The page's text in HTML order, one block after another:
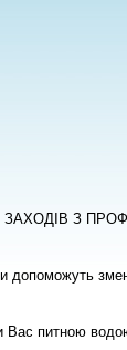
З
допоможуть
Вас питною